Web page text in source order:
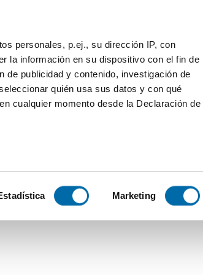
personales, p.ej., su dirección IP, con
la información en su dispositivo con el fin de
de publicidad y contenido, investigación de
quién usa sus datos y con qué
cualquier momento desde la Declaración de
buscar características específicas (huellas
personales y establezca sus
Marketing
Bedrooms More filters - 1